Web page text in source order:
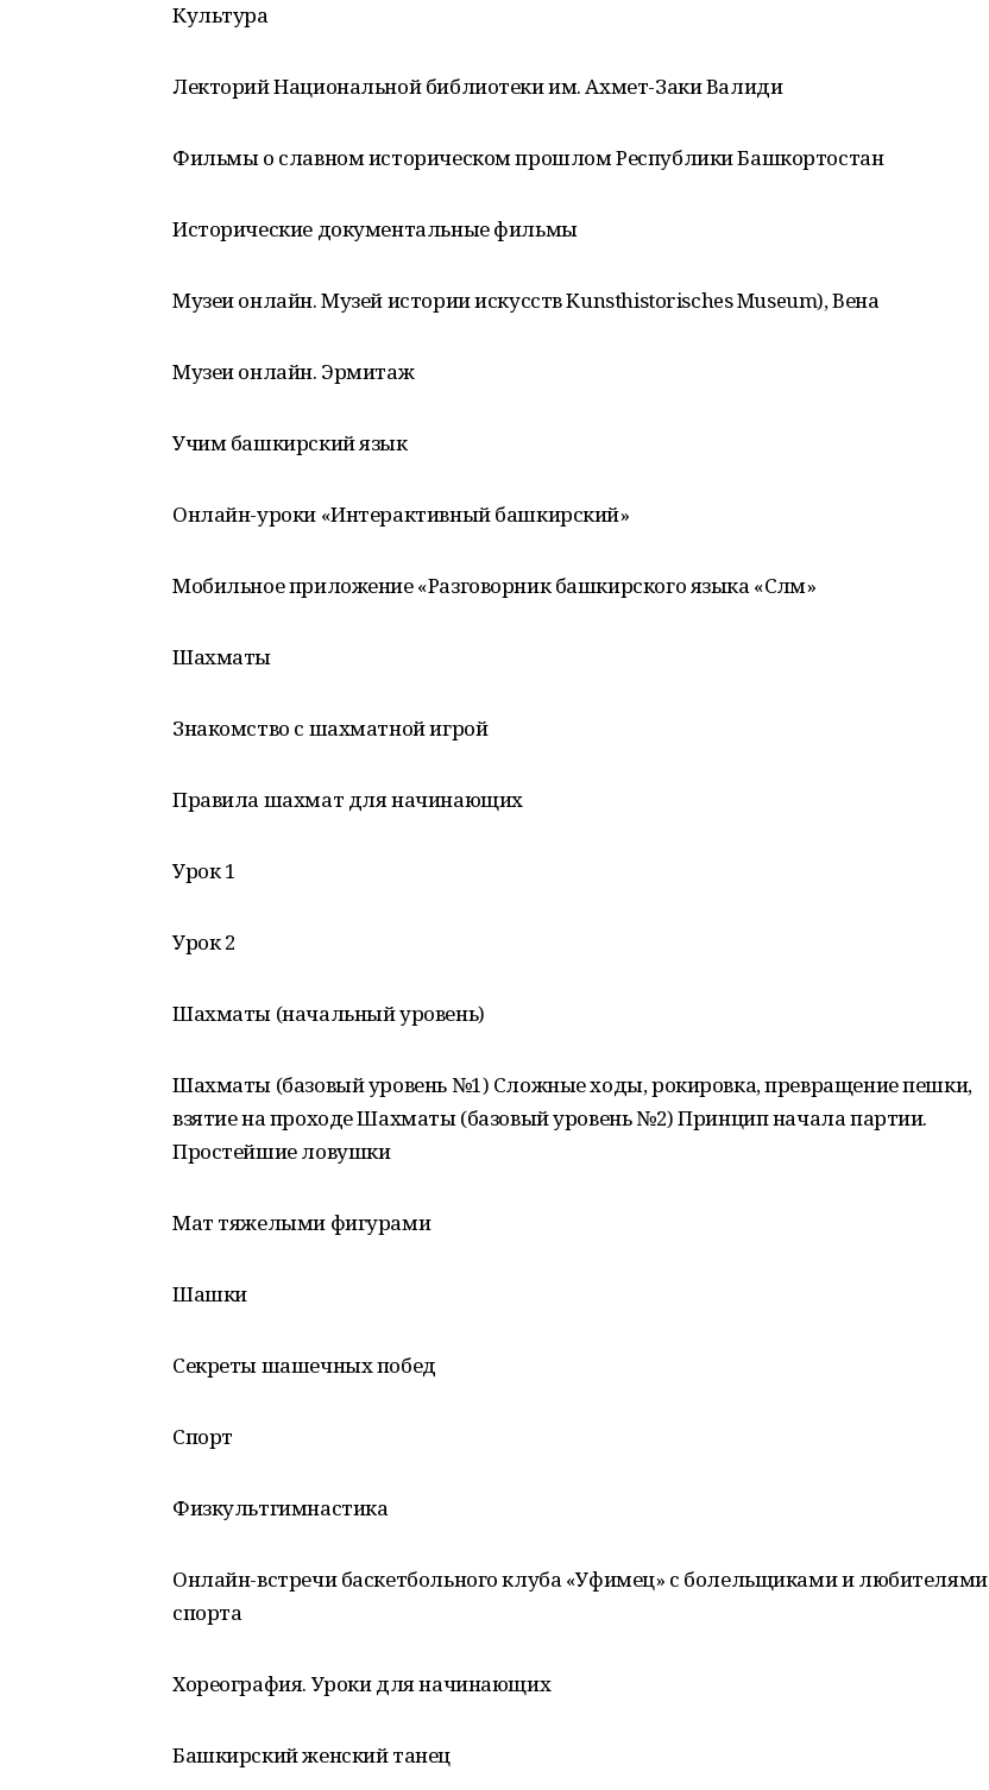
Культура
Лекторий Национальной библиотеки им. Ахмет-Заки Валиди
Фильмы о славном историческом прошлом Республики Башкортостан
Исторические документальные фильмы
Музеи онлайн. Музей истории искусств Kunsthistorisches Museum), Вена
Музеи онлайн. Эрмитаж
Учим башкирский язык
Онлайн-уроки «Интерактивный башкирский»
Мобильное приложение «Разговорник башкирского языка «Сәләм»
Шахматы
Знакомство с шахматной игрой
Правила шахмат для начинающих
Урок 1
Урок 2
Шахматы (начальный уровень)
Шахматы (базовый уровень №1) Сложные ходы, рокировка, превращение пешки,
взятие на проходе Шахматы (базовый уровень №2) Принцип начала партии.
Простейшие ловушки
Мат тяжелыми фигурами
Шашки
Секреты шашечных побед
Спорт
Физкультгимнастика
Онлайн-встречи баскетбольного клуба «Уфимец» с болельщиками и любителями
спорта
Хореография. Уроки для начинающих
Башкирский женский танец